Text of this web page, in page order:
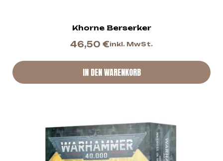
Khorne Berserker
46,50 €inkl. MwSt.
IN DEN WARENKORB